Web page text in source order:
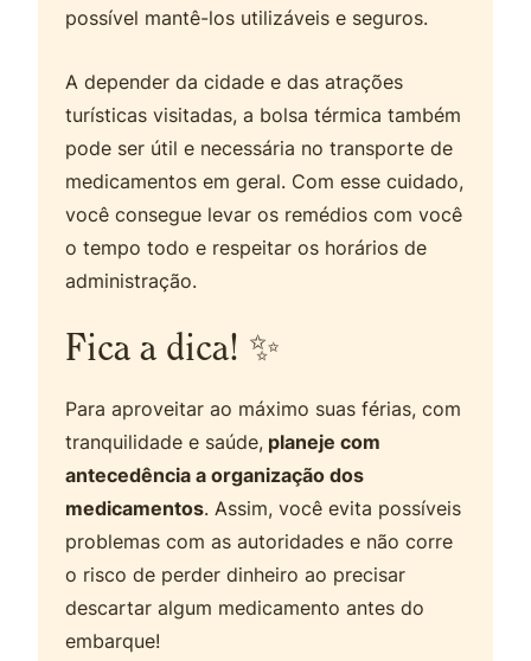
possível mantê-los utilizáveis e seguros.
A depender da cidade e das atrações
turísticas visitadas, a bolsa térmica também
pode ser útil e necessária no transporte de
medicamentos em geral. Com esse cuidado,
você consegue levar os remédios com você
o tempo todo e respeitar os horários de
administração.
Fica a dica! ✨
Para aproveitar ao máximo suas férias, com
tranquilidade e saúde, planeje com
antecedência a organização dos
medicamentos. Assim, você evita possíveis
problemas com as autoridades e não corre
o risco de perder dinheiro ao precisar
descartar algum medicamento antes do
embarque!